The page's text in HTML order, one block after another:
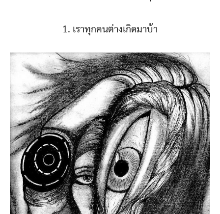
1. เราทุกคนต่างเกิดมาบ้า